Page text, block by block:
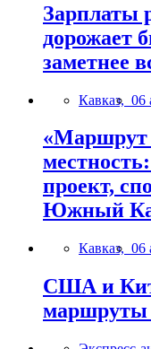
Зарплаты
дорожает
заметнее
Кавказ, 06
«Маршрут
проект,
Южный
Кавказ, 06
США и
маршруты